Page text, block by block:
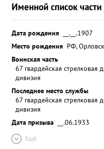
Именной список части
Дата рождения
__.__.1907
Место рождения РФ,
Воинская часть
67 гвардейская стрелковая
дивизия
Последнее место службы
67 гвардейская стрелковая
дивизия
Дата призыва
__.06.1933
Ещё